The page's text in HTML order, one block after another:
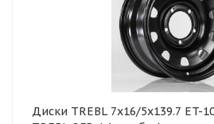
Диски TREBL 7x16/5x139.7 ET-